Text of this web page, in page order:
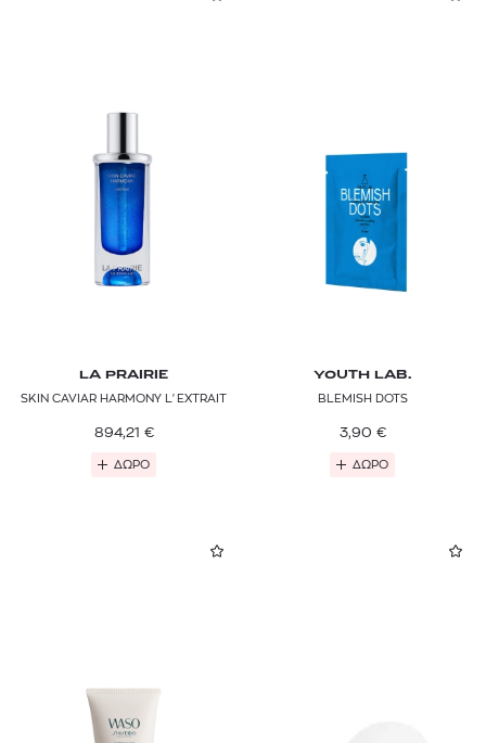
LA PRAIRIE
SKIN CAVIAR HARMONY L'EXTRAIT
894,21 €
ΔΩΡΟ
YOUTH LAB.
BLEMISH DOTS
3,90 €
ΔΩΡΟ